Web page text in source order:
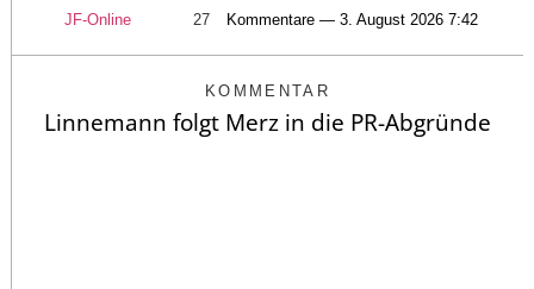
JF-Online 27 Kommentare — 3. August 2026 7:42
KOMMENTAR
Linnemann folgt Merz in die PR-Abgründe